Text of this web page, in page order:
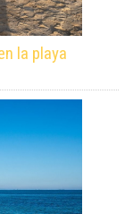
la playa